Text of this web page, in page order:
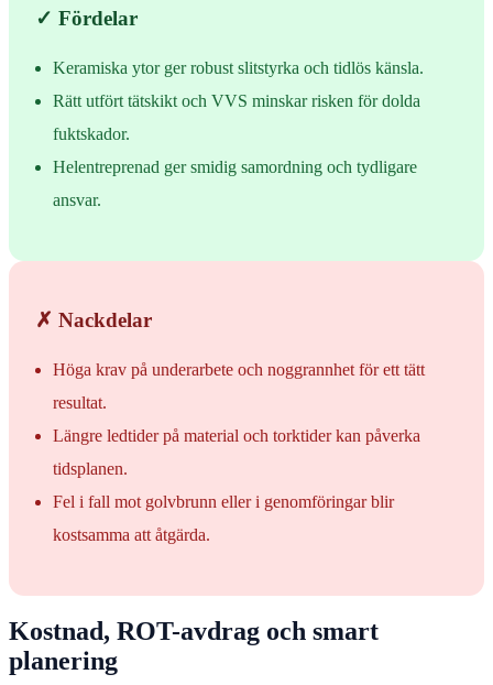
✓ Fördelar
Keramiska ytor ger robust slitstyrka och tidlös känsla.
Rätt utfört tätskikt och VVS minskar risken för dolda
fuktskador.
Helentreprenad ger smidig samordning och tydligare
ansvar.
✗ Nackdelar
Höga krav på underarbete och noggrannhet för ett tätt
resultat.
Längre ledtider på material och torktider kan påverka
tidsplanen.
Fel i fall mot golvbrunn eller i genomföringar blir
kostsamma att åtgärda.
Kostnad, ROT-avdrag och smart
planering